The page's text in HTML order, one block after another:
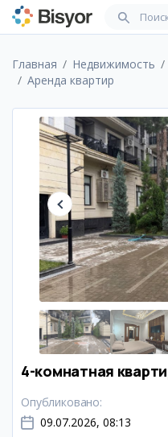
Главная Недвижимость
Аренда квартир
4-комнатная
Опубликовано:
09.07.2026, 08:13